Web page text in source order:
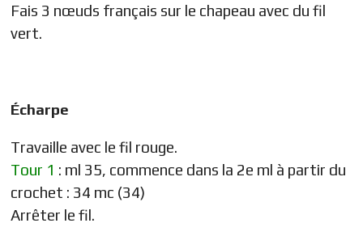
Fais 3 nœuds français sur le chapeau avec du fil
vert.
Écharpe
Travaille avec le fil rouge.
Tour 1 : ml 35, commence dans la 2e ml à partir du
crochet : 34 mc (34)
Arrêter le fil.